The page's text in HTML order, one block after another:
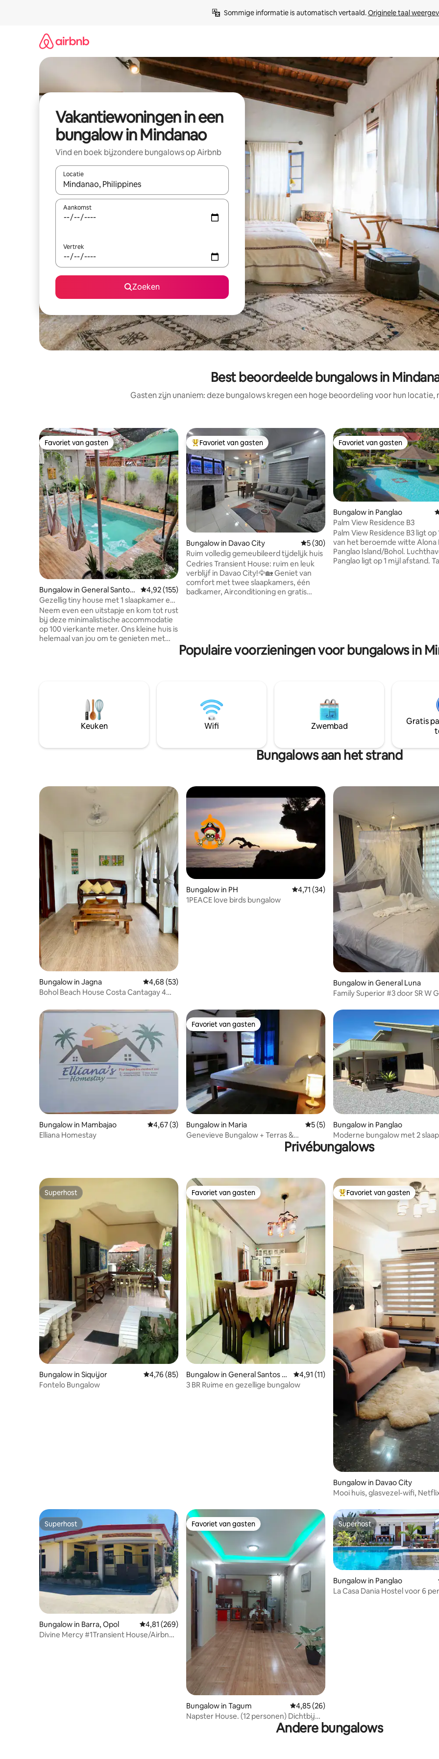
Sommige informatie is automatisch vertaald. Originele taal
Vakantiewoningen in een
bungalow in Mindanao
Vind en boek bijzondere bungalows op Airbnb
Locatie
Wanneer er suggesties beschikbaar zijn, maak je een keuze met je de pijltjestoetsen omhoog en omlaag, óf door te
Aankomst
Vertrek
Zoeken
Best beoordeelde bungalows in
Gasten zijn unaniem: deze bungalows kregen een hoge beoordeling voor hun locatie,
Favoriet van gasten
Favoriet van gasten
Bungalow in General Santos
City
Gemiddelde beoordeling van 4,92 uit 5, 155 recensies
4,92 (155)
Gezellig tiny house met 1 slaapkamer en
dompelbad
Neem even een uitstapje en kom tot rust
bij deze minimalistische accommodatie
op 100 vierkante meter. Ons kleine huis is
helemaal van jou om te genieten met
en Netflix kunt kijken tijdens het eten. Er
is een buitenbar om van je drankjes te
queensize bedden, volledig voorzien van
vijfsterrenhotel. Dit is een
Topfavoriet van gasten
Favoriet van gasten
Bungalow in Davao City Gemiddelde beoordeling van 5 uit 5, 30
5 (30)
Ruim volledig gemeubileerd tijdelijk huis
Cedries Transient House: ruim en leuk
verblijf in Davao City!🦅🏡 Geniet van
comfort met twee slaapkamers, één
badkamer, Airconditioning en gratis
een rit nodig? Wij bieden autoverhuur
(7-zits MPV en 5-zits hatchback auto)
vandaag!🌟
Favoriet van gasten
Favoriet van gasten
Bungalow in Panglao
Palm View Residence B3
Palm View Residence B3 ligt op
van het beroemde witte Alona Beach op
Panglao Island/Bohol. Luchthaven
Panglao ligt op 1 mijl afstand. Tagbilaran
bevinden zich op/rond Alona
GEEN ETEN TE KOPEN IN HET
Populaire voorzieningen voor bungalows in
Keuken Wifi Zwembad
Gratis
Bungalows aan het strand
Bungalow in Jagna Gemiddelde beoordeling van 4,68 uit 5, 53 recensies
4,68 (53)
Bohol Beach House Costa Cantagay 4
Bungalow in PH Gemiddelde beoordeling van 4,71 uit 5, 34
4,71 (34)
1PEACE love birds bungalow
Bungalow in General Luna
Family Superior #3 door SR W
Bungalow in Mambajao Gemiddelde beoordeling van 4,67 uit 5, 3 recensies
4,67 (3)
Elliana Homestay
Favoriet van gasten
Favoriet van gasten
Bungalow in Maria Gemiddelde beoordeling van 5 uit 5, 5
5 (5)
Genevieve Bungalow + Terras &
Bungalow in Panglao
Moderne bungalow met 2
minuten lopen naar het strand,
airconditioning
Privébungalows
Superhost
Superhost
Bungalow in Siquijor Gemiddelde beoordeling van 4,76 uit 5, 85 recensies
4,76 (85)
Fontelo Bungalow
Favoriet van gasten
Favoriet van gasten
Bungalow in General Santos Ci
ty
Gemiddelde beoordeling van 4,91 uit 5, 11
4,91 (11)
3 BR Ruime en gezellige bungalow
Topfavoriet van gasten
Favoriet van gasten
Bungalow in Davao City
Mooi huis, glasvezel-wifi,
Superhost
Superhost
Bungalow in Barra, Opol Gemiddelde beoordeling van 4,81 uit 5, 269 recensies
4,81 (269)
Divine Mercy #1Transient House/Airbnb
Favoriet van gasten
Favoriet van gasten
Bungalow in Tagum Gemiddelde beoordeling van 4,85 uit 5, 26
4,85 (26)
Napster House. (12 personen) Dichtbij
winkelcentra en fastfoodketen
Superhost
Superhost
Bungalow in Panglao
La Casa Dania Hostel voor 6
Andere bungalows